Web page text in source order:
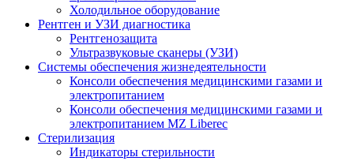
Холодильное оборудование
Рентген и УЗИ диагностика
Рентгенозащита
Ультразвуковые сканеры (УЗИ)
Системы обеспечения жизнедеятельности
Консоли обеспечения медицинскими газами и
электропитанием
Консоли обеспечения медицинскими газами и
электропитанием MZ Liberec
Стерилизация
Индикаторы стерильности